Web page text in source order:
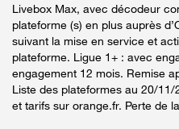
Livebox Max, avec décodeur
plateforme (s) en plus auprès
suivant la mise en service et
plateforme. Ligue 1+ : avec
engagement 12 mois. Remise
Liste des plateformes au 20/11/
et tarifs sur orange.fr. Perte de